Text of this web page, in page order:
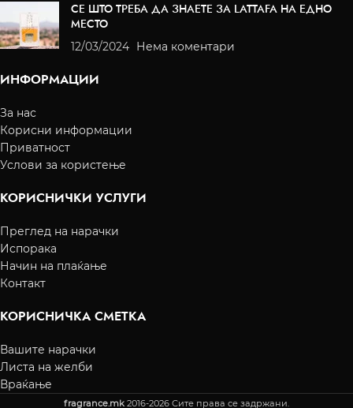
СЕ ШТО ТРЕБА ДА ЗНАЕТЕ ЗА LATTAFA НА ЕДНО
МЕСТО
12/03/2024 Нема коментари
ИНФОРМАЦИИ
За нас
Корисни информации
Приватност
Услови за користење
КОРИСНИЧКИ УСЛУГИ
Преглед на нарачки
Испорака
Начин на плаќање
Контакт
КОРИСНИЧКА СМЕТКА
Вашите нарачки
Листа на желби
Враќање
fragrance.mk 2016-2026 Сите права се задржани.